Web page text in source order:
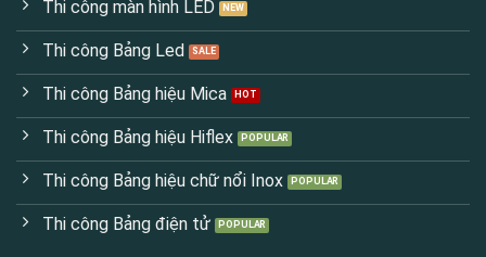
Thi công màn hình LED
Thi công Bảng Led
Thi công Bảng hiệu Mica
Thi công Bảng hiệu Hiflex
Thi công Bảng hiệu chữ nổi Inox
Thi công Bảng điện tử